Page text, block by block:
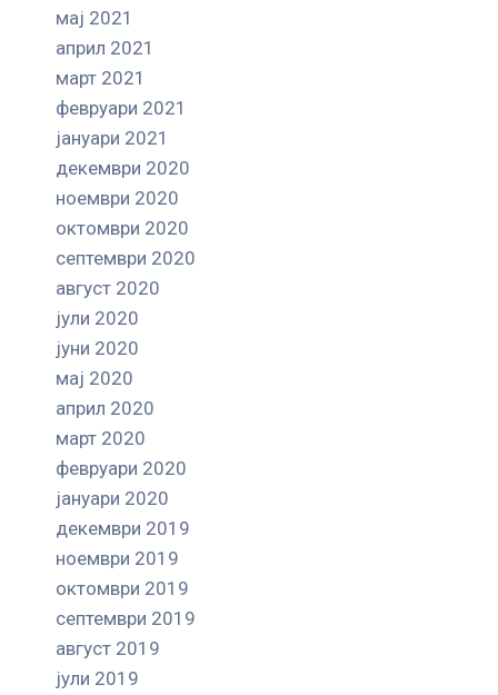
мај 2021
април 2021
март 2021
февруари 2021
јануари 2021
декември 2020
ноември 2020
октомври 2020
септември 2020
август 2020
јули 2020
јуни 2020
мај 2020
април 2020
март 2020
февруари 2020
јануари 2020
декември 2019
ноември 2019
октомври 2019
септември 2019
август 2019
јули 2019